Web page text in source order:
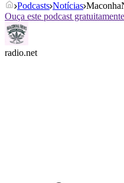
Podcasts Notícias
Ouça este podcast
radio.net